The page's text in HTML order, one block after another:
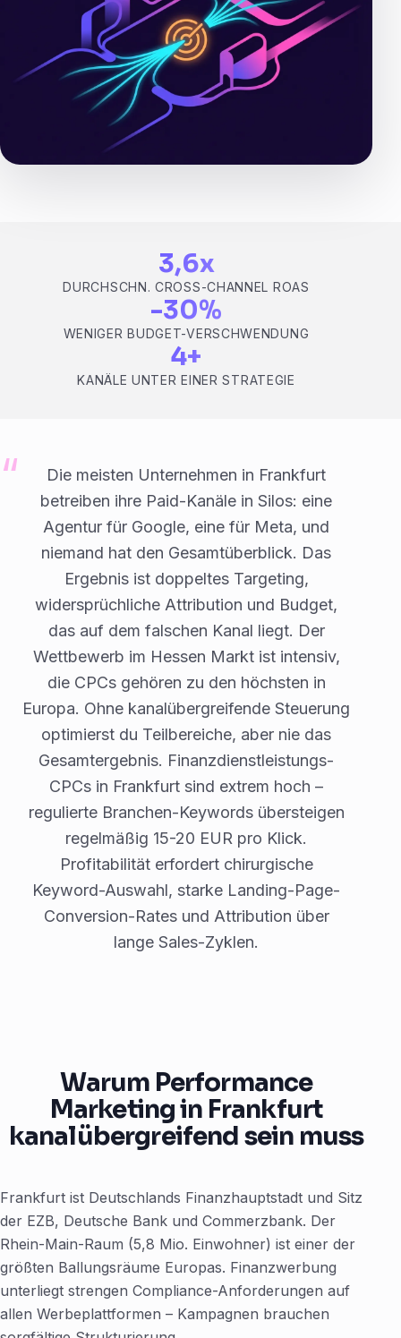
3,6x
DURCHSCHN. CROSS-CHANNEL ROAS
-30%
WENIGER BUDGET-VERSCHWENDUNG
4+
KANÄLE UNTER EINER STRATEGIE
Die meisten Unternehmen in Frankfurt
betreiben ihre Paid-Kanäle in Silos: eine
Agentur für Google, eine für Meta, und
niemand hat den Gesamtüberblick. Das
Ergebnis ist doppeltes Targeting,
widersprüchliche Attribution und Budget,
das auf dem falschen Kanal liegt. Der
Wettbewerb im Hessen Markt ist intensiv,
die CPCs gehören zu den höchsten in
Europa. Ohne kanalübergreifende Steuerung
optimierst du Teilbereiche, aber nie das
Gesamtergebnis. Finanzdienstleistungs-
CPCs in Frankfurt sind extrem hoch –
regulierte Branchen-Keywords übersteigen
regelmäßig 15-20 EUR pro Klick.
Profitabilität erfordert chirurgische
Keyword-Auswahl, starke Landing-Page-
Conversion-Rates und Attribution über
lange Sales-Zyklen.
Warum Performance
Marketing in Frankfurt
kanalübergreifend sein muss
Frankfurt ist Deutschlands Finanzhauptstadt und Sitz
der EZB, Deutsche Bank und Commerzbank. Der
Rhein-Main-Raum (5,8 Mio. Einwohner) ist einer der
größten Ballungsräume Europas. Finanzwerbung
unterliegt strengen Compliance-Anforderungen auf
allen Werbeplattformen – Kampagnen brauchen